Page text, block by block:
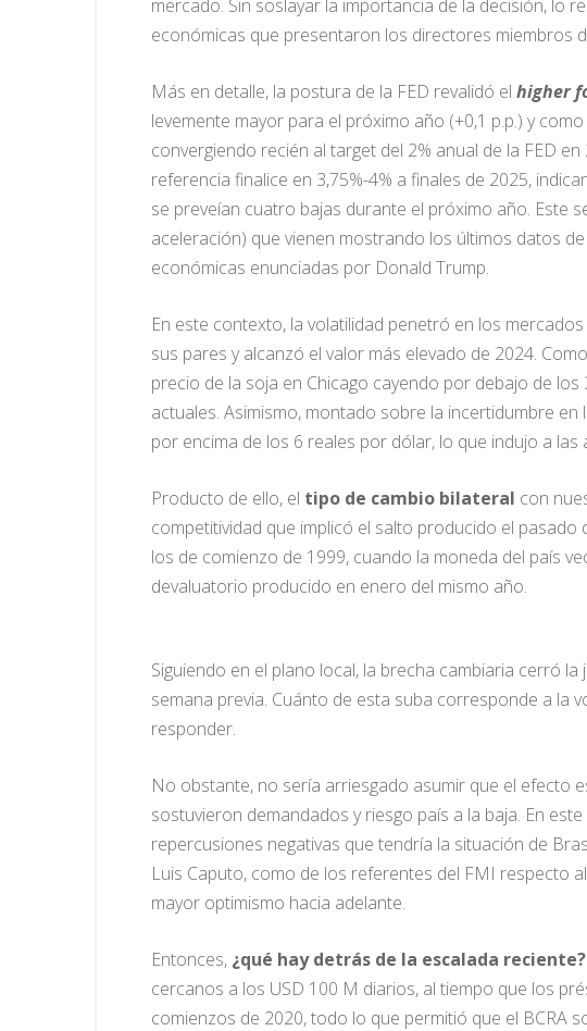
mercado. Sin soslayar la importancia de la decisión, lo
económicas que presentaron los directores miembros
Más en detalle, la postura de la FED revalidó el higher
levemente mayor para el próximo año (+0,1 p.p.) y
convergiendo recién al target del 2% anual de la FED
referencia finalice en 3,75%-4% a finales de 2025,
se preveían cuatro bajas durante el próximo año. Este
aceleración) que vienen mostrando los últimos datos
económicas enunciadas por Donald Trump.
En este contexto, la volatilidad penetró en los
sus pares y alcanzó el valor más elevado de 2024.
precio de la soja en Chicago cayendo por debajo de
actuales. Asimismo, montado sobre la incertidumbre en
por encima de los 6 reales por dólar, lo que indujo a
Producto de ello, el tipo de cambio bilateral con
competitividad que implicó el salto producido el pasado
los de comienzo de 1999, cuando la moneda del país
devaluatorio producido en enero del mismo año.
Siguiendo en el plano local, la brecha cambiaria cerró
semana previa. Cuánto de esta suba corresponde a la
responder.
No obstante, no sería arriesgado asumir que el efecto
sostuvieron demandados y riesgo país a la baja. En
repercusiones negativas que tendría la situación de
Luis Caputo, como de los referentes del FMI respecto
mayor optimismo hacia adelante.
Entonces, ¿qué hay detrás de la escalada reciente?
cercanos a los USD 100 M diarios, al tiempo que los
comienzos de 2020, todo lo que permitió que el BCRA